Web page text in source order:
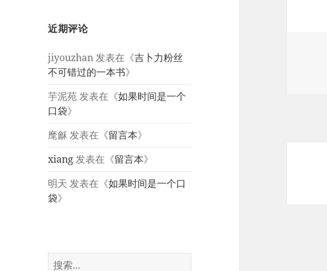
近期评论
jiyouzhan发表在《吉卜力粉丝
不可错过的一本书》
芋泥苑发表在《如果时间是一个
口袋》
麾龢 发表在《留言本》
xiang发表在《留言本》
明天 发表在《如果时间是一个口
袋》
搜